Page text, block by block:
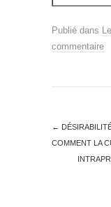
Publié dans
commentaire
←
COMMENT LA